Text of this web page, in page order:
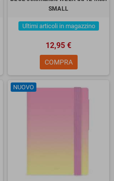
SMALL
Ultimi articoli in magazzino
12,95 €
COMPRA
NUOVO